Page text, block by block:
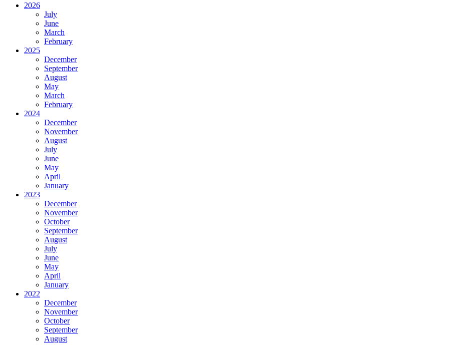
2026
July
June
March
February
2025
December
September
August
May
March
February
2024
December
November
August
July
June
May
April
January
2023
December
November
October
September
August
July
June
May
April
January
2022
December
November
October
September
August